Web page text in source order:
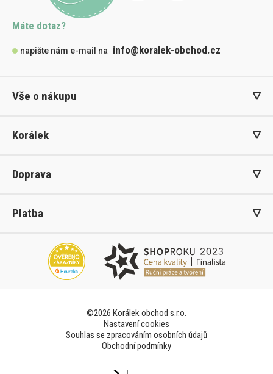
Máte dotaz?
napište nám e-mail na info@koralek-obchod.cz
Vše o nákupu
Korálek
Doprava
Platba
©2026 Korálek obchod s.r.o.
Nastavení cookies
Souhlas se zpracováním osobních údajů
Obchodní podmínky